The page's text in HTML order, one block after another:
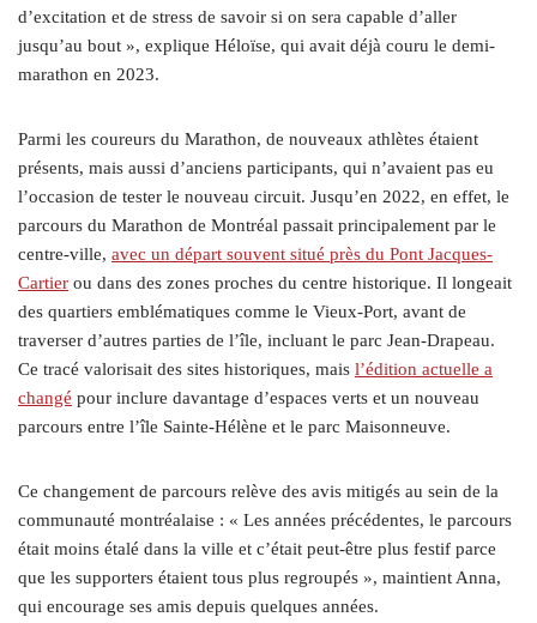
d’excitation et de stress de savoir si on sera capable d’aller
jusqu’au bout », explique Héloïse, qui avait déjà couru le demi-
marathon en 2023.
Parmi les coureurs du Marathon, de nouveaux athlètes étaient
présents, mais aussi d’anciens participants, qui n’avaient pas eu
l’occasion de tester le nouveau circuit. Jusqu’en 2022, en effet, le
parcours du Marathon de Montréal passait principalement par le
centre-ville, avec un départ souvent situé près du Pont Jacques-
Cartier ou dans des zones proches du centre historique. Il longeait
des quartiers emblématiques comme le Vieux-Port, avant de
traverser d’autres parties de l’île, incluant le parc Jean-Drapeau.
Ce tracé valorisait des sites historiques, mais l’édition actuelle a
changé pour inclure davantage d’espaces verts et un nouveau
parcours entre l’île Sainte-Hélène et le parc Maisonneuve.
Ce changement de parcours relève des avis mitigés au sein de la
communauté montréalaise : « Les années précédentes, le parcours
était moins étalé dans la ville et c’était peut-être plus festif parce
que les supporters étaient tous plus regroupés », maintient Anna,
qui encourage ses amis depuis quelques années.